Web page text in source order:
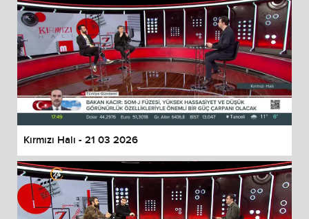
Kırmızı Halı - 21 03 2026